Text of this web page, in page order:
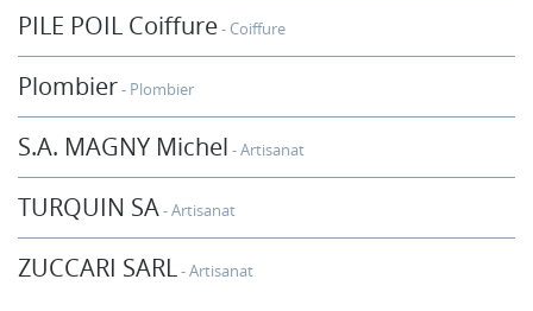
PILE POIL Coiffure Coiffure
Plombier Plombier
S.A. MAGNY Michel Artisanat
TURQUIN SA Artisanat
ZUCCARI SARL Artisanat